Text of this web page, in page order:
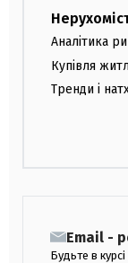
Аналітика
Купівля
Тренди і
Email -
Будьте в